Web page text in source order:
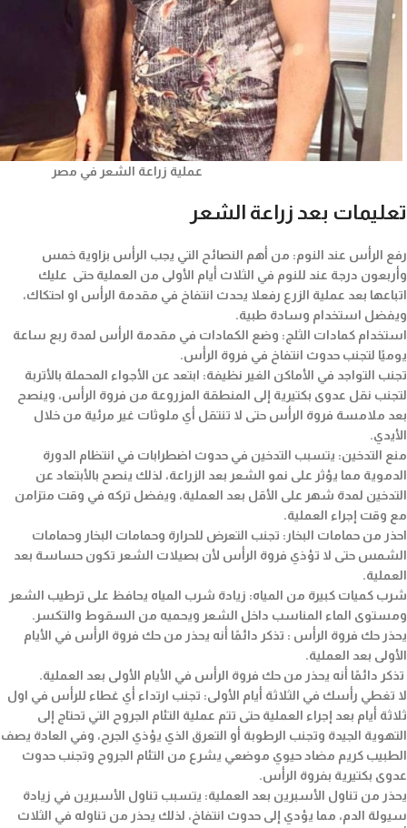
عملية زراعة الشعر في مصر
تعليمات بعد زراعة الشعر
رفع الرأس عند النوم: من أهم النصائح التي يجب الرأس بزاوية خمس
وأربعون درجة عند للنوم في الثلاث أيام الأولى من العملية حتى عليك
اتباعها بعد عملية الزرع رفعلا يحدث انتفاخ في مقدمة الرأس او احتكاك،
ويفضل استخدام وسادة طبية.
استخدام كمادات الثلج: وضع الكمادات في مقدمة الرأس لمدة ربع ساعة
يوميًا لتجنب حدوث انتفاخ في فروة الرأس.
تجنب التواجد في الأماكن الغير نظيفة: ابتعد عن الأجواء المحملة بالأتربة
لتجنب نقل عدوى بكتيرية إلى المنطقة المزروعة من فروة الرأس، وينصح
بعد ملامسة فروة الرأس حتى لا تنتقل أي ملوثات غير مرئية من خلال
الأيدي.
منع التدخين: يتسبب التدخين في حدوث اضطرابات في انتظام الدورة
الدموية مما يؤثر على نمو الشعر بعد الزراعة، لذلك ينصح بالأبتعاد عن
التدخين لمدة شهر على الأقل بعد العملية، ويفضل تركه في وقت متزامن
مع وقت إجراء العملية.
احذر من حمامات البخار: تجنب التعرض للحرارة وحمامات البخار وحمامات
الشمس حتى لا تؤذي فروة الرأس لأن بصيلات الشعر تكون حساسة بعد
العملية.
شرب كميات كبيرة من المياه: زيادة شرب المياه يحافظ على ترطيب الشعر
ومستوى الماء المناسب داخل الشعر ويحميه من السقوط والتكسر.
يحذر حك فروة الرأس : تذكر دائمًا أنه يحذر من حك فروة الرأس في الأيام
الأولى بعد العملية.
تذكر دائمًا أنه يحذر من حك فروة الرأس في الأيام الأولى بعد العملية.
لا تغطي رأسك في الثلاثة أيام الأولى: تجنب ارتداء أي غطاء للرأس في اول
ثلاثة أيام بعد إجراء العملية حتى تتم عملية التئام الجروح التي تحتاج إلى
التهوية الجيدة وتجنب الرطوبة أو التعرق الذي يؤذي الجرح، وفي العادة يصف
الطبيب كريم مضاد حيوي موضعي يشرع من التئام الجروح وتجنب حدوث
عدوى بكتيرية بفروة الرأس.
يحذر من تناول الأسبرين بعد العملية: يتسبب تناول الأسبرين في زيادة
سيولة الدم، مما يؤدي إلى حدوث انتفاخ، لذلك يحذر من تناوله في الثلاث